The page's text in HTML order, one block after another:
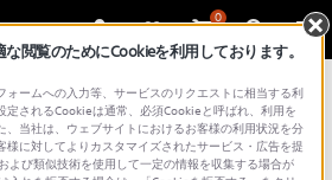
0
お問い合わせ
閲覧のためにCookieを利用しております。
ォームへの入力等、サービスのリクエストに相当する利
定されるCookieは通常、必須Cookieと呼ばれ、利用を
、当社は、ウェブサイトにおけるお客様の利用状況を分
に対してよりカスタマイズされたサービス・広告を提
よび類似技術を使用して一定の情報を収集する場合が